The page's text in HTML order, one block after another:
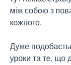
між собою з
кожного.
Дуже
уроки та те, що